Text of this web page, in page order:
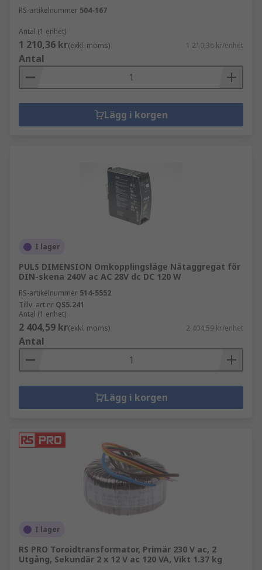
RS-artikelnummer 504-167
Antal (1 enhet)
1 210,36 kr(exkl. moms) 1 210,36 kr/enhet
Antal
Lägg i korgen
I lager
PULS DIMENSION Omkopplingsläge Nätaggregat för
DIN-skena 240V ac AC 28V dc DC 120 W
RS-artikelnummer 514-5552
Tillv. art.nr QS5.241
Antal (1 enhet)
2 404,59 kr(exkl. moms) 2 404,59 kr/enhet
Antal
Lägg i korgen
I lager
RS PRO Toroidtransformator, Primär 230 V ac, 2
Utgång, Sekundär 2 x 12 V ac 120 VA, Vikt 1.37 kg